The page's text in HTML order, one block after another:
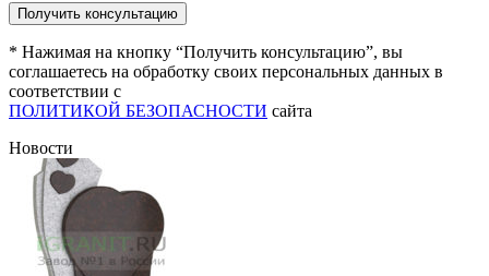
* Нажимая на кнопку “Получить консультацию”, вы
соглашаетесь на обработку своих персональных данных в
соответствии с
ПОЛИТИКОЙ БЕЗОПАСНОСТИ сайта
Новости